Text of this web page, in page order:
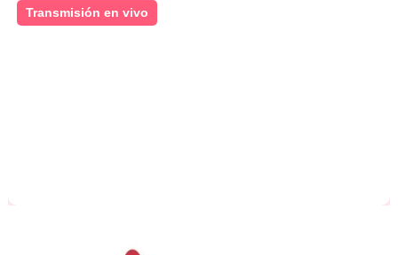
Transmisión en vivo